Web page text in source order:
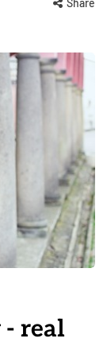
Share
- real